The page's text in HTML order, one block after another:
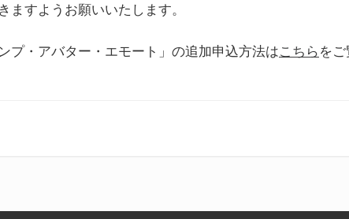
ますようお願いいたします。
プ・アバター・エモート」の追加申込方法はこちら をご